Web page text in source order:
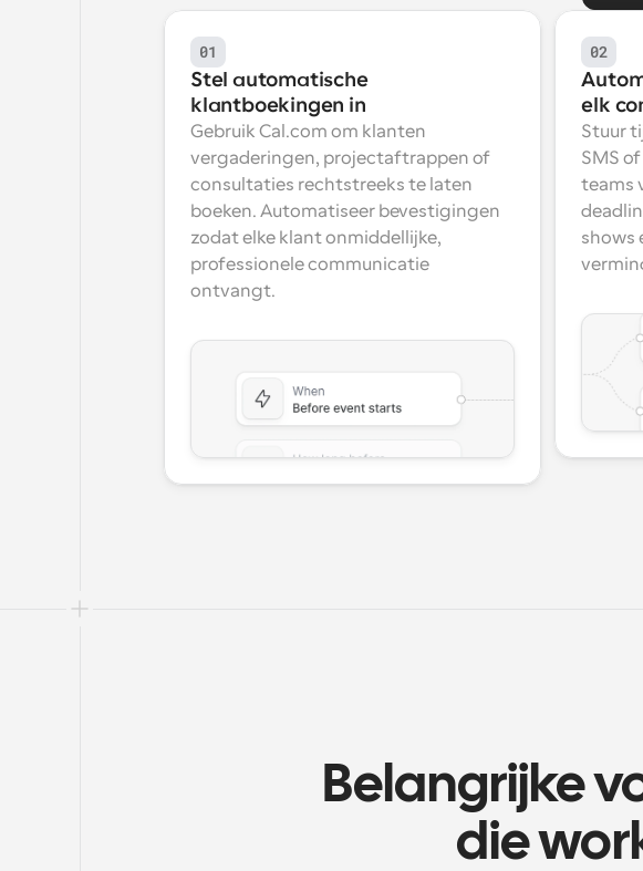
01
Stel automatische
klantboekingen in
Gebruik Cal.com om klanten
vergaderingen, projectaftrappen of
consultaties rechtstreeks te laten
boeken. Automatiseer bevestigingen
zodat elke klant onmiddellijke,
professionele communicatie
ontvangt.
02
elk
Stuur
SMS
teams
shows
Belangrijke
die